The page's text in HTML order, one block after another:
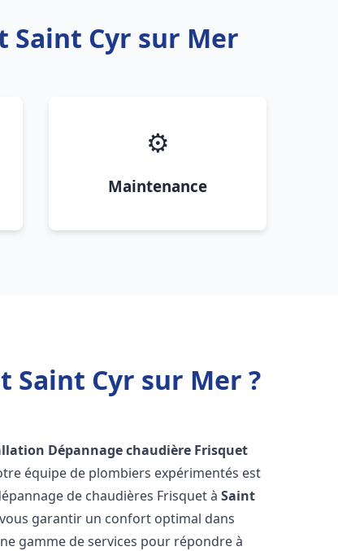
Saint Cyr sur Mer
⚙️
Maintenance
Cyr sur Mer ?
Dépannage chaudière Frisquet
équipe de plombiers expérimentés est
de chaudières Frisquet àSaint
garantir un confort optimal dans
gamme de services pour répondre à